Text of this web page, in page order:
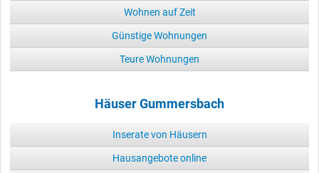
Wohnen auf Zeit
Günstige Wohnungen
Teure Wohnungen
Häuser Gummersbach
Inserate von Häusern
Hausangebote online